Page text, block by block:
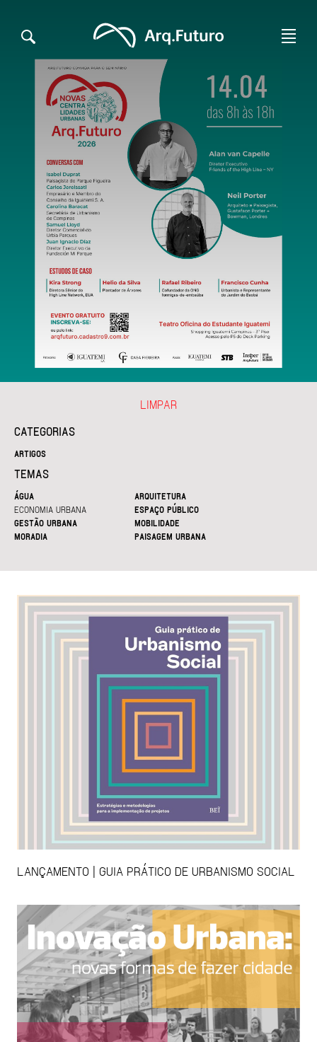
CATEGORIAS
ARTIGOS
TEMAS
ÁGUA
ARQUITETURA
ECONOMIA URBANA
ESPAÇO PÚBLICO
GESTÃO URBANA
MOBILIDADE
MORADIA
PAISAGEM URBANA
LIMPAR
LANÇAMENTO | GUIA PRÁTICO DE URBANISMO SOCIAL